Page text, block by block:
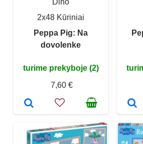
Dino
2x48 Kūriniai
Peppa Pig: Na
dovolenke
turime prekyboje (2)
7,60 €